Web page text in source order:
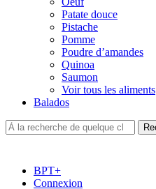
Patate douce
Pistache
Pomme
Poudre d’amandes
Quinoa
Saumon
Voir tous les aliments
Balados
BPT+
Connexion